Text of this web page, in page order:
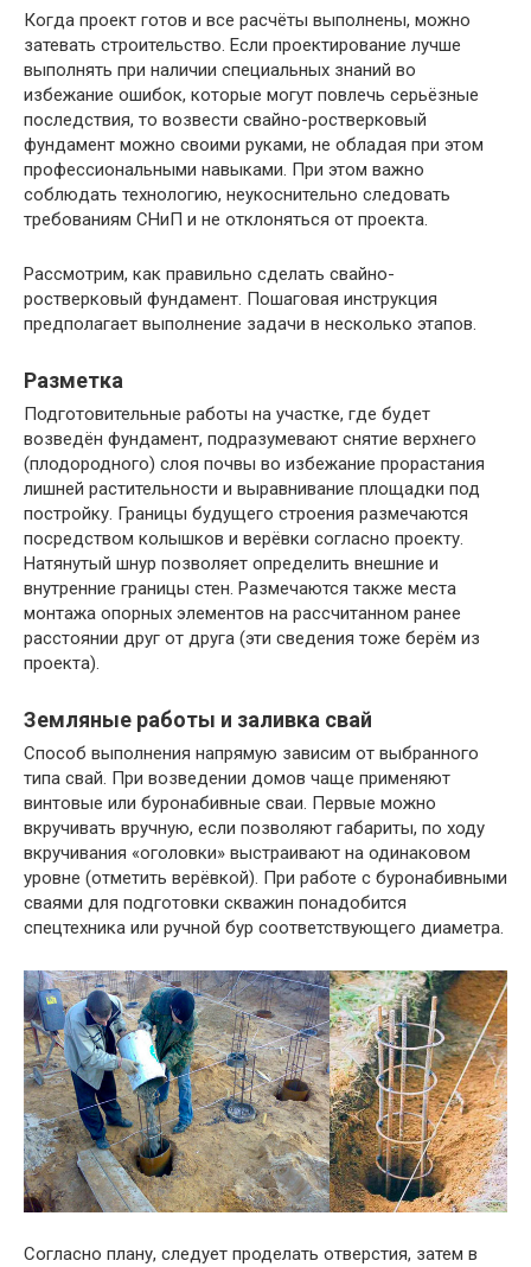
Когда проект готов и все расчёты выполнены, можно
затевать строительство. Если проектирование лучше
выполнять при наличии специальных знаний во
избежание ошибок, которые могут повлечь серьёзные
последствия, то возвести свайно-ростверковый
фундамент можно своими руками, не обладая при этом
профессиональными навыками. При этом важно
соблюдать технологию, неукоснительно следовать
требованиям СНиП и не отклоняться от проекта.
Рассмотрим, как правильно сделать свайно-
ростверковый фундамент. Пошаговая инструкция
предполагает выполнение задачи в несколько этапов.
Разметка
Подготовительные работы на участке, где будет
возведён фундамент, подразумевают снятие верхнего
(плодородного) слоя почвы во избежание прорастания
лишней растительности и выравнивание площадки под
постройку. Границы будущего строения размечаются
посредством колышков и верёвки согласно проекту.
Натянутый шнур позволяет определить внешние и
внутренние границы стен. Размечаются также места
монтажа опорных элементов на рассчитанном ранее
расстоянии друг от друга (эти сведения тоже берём из
проекта).
Земляные работы и заливка свай
Способ выполнения напрямую зависим от выбранного
типа свай. При возведении домов чаще применяют
винтовые или буронабивные сваи. Первые можно
вкручивать вручную, если позволяют габариты, по ходу
вкручивания «оголовки» выстраивают на одинаковом
уровне (отметить верёвкой). При работе с буронабивными
сваями для подготовки скважин понадобится
спецтехника или ручной бур соответствующего диаметра.
Согласно плану, следует проделать отверстия, затем в